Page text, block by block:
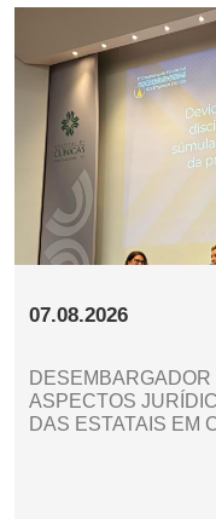
07.08.2026
ASPECTOS
DAS ESTATAIS EM